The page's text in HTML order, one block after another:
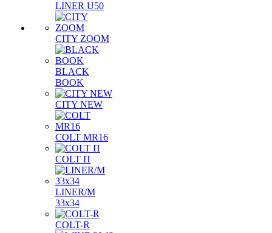
LINER U50
CITY ZOOM
BLACK
BOOK
CITY NEW
COLT MR16
COLT П
LINER/М
33х34
COLT-R